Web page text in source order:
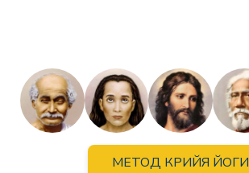
МЕТОД КРИЙЯ ЙОГИ